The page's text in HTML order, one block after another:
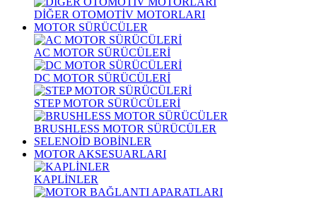
DİĞER OTOMOTİV MOTORLARI
MOTOR SÜRÜCÜLER
AC MOTOR SÜRÜCÜLERİ
DC MOTOR SÜRÜCÜLERİ
STEP MOTOR SÜRÜCÜLERİ
BRUSHLESS MOTOR SÜRÜCÜLER
SELENOİD BOBİNLER
MOTOR AKSESUARLARI
KAPLİNLER